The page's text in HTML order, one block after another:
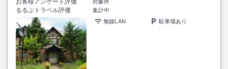
対象外
るるぶトラベル評価
集計中
無線LAN
駐車場あり